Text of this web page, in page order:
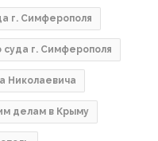
г. Симферополя
суда г. Симферополя
Николаевича
делам в Крыму